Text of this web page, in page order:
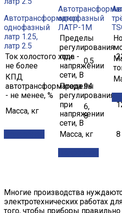
Автотрансформатор
однофазный
латр 1.25,
латр 2.5
Ток холостого хода -
не более
0,5
КПД
автотрансформатора
- не менее, %
94
Масса, кг
6,
8
однофазный
ЛАТР-1М
Пределы
регулирования
при
напряжении
сети, В
Пределы
регулирования
при
напряжении
сети, В
Масса, кг
8
Многие производства
электротехнических работах
того, чтобы приборы